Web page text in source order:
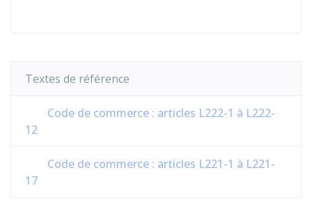
Textes de référence
Code de commerce : articles L222-1 à L222-
12
Code de commerce : articles L221-1 à L221-
17